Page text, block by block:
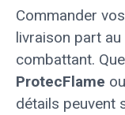
Commander
livraison part
combattant.
ProtecFlame
détails peuvent